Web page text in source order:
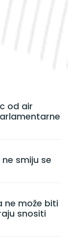
od air
ne smiju se
ne može biti
snositi